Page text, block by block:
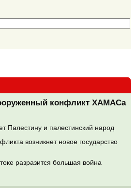
конфликт ХАМАСа
Палестину и палестинский народ
возникнет новое государство
разразится большая война